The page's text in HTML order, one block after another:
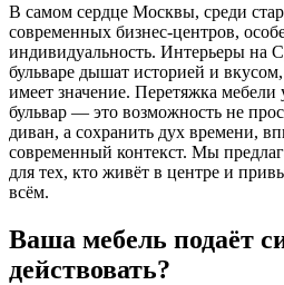
В самом сердце Москвы, среди
современных бизнес-центров,
индивидуальность. Интерьеры на
бульваре дышат историей и вкусом,
имеет значение. Перетяжка мебели
бульвар — это возможность не
диван, а сохранить дух времени,
современный контекст. Мы
для тех, кто живёт в центре и
всём.
Ваша мебель подаёт
действовать?